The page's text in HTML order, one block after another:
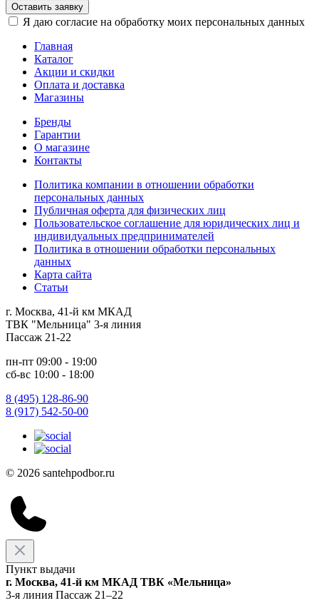
Оставить заявку
Я даю согласие на обработку моих персональных данных
Главная
Каталог
Акции и скидки
Оплата и доставка
Магазины
Бренды
Гарантии
О магазине
Контакты
Политика компании в отношении обработки
персональных данных
Публичная оферта для физических лиц
Пользовательское соглашение для юридических лиц и
индивидуальных предпринимателей
Политика в отношении обработки персональных
данных
Карта сайта
Статьи
г. Москва, 41-й км МКАД
ТВК "Мельница" 3-я линия
Пассаж 21-22
пн-пт 09:00 - 19:00
сб-вс 10:00 - 18:00
8 (495) 128-86-90
8 (917) 542-50-00
© 2026 santehpodbor.ru
Пункт выдачи
г. Москва, 41-й км МКАД ТВК «Мельница»
3-я линия Пассаж 21–22